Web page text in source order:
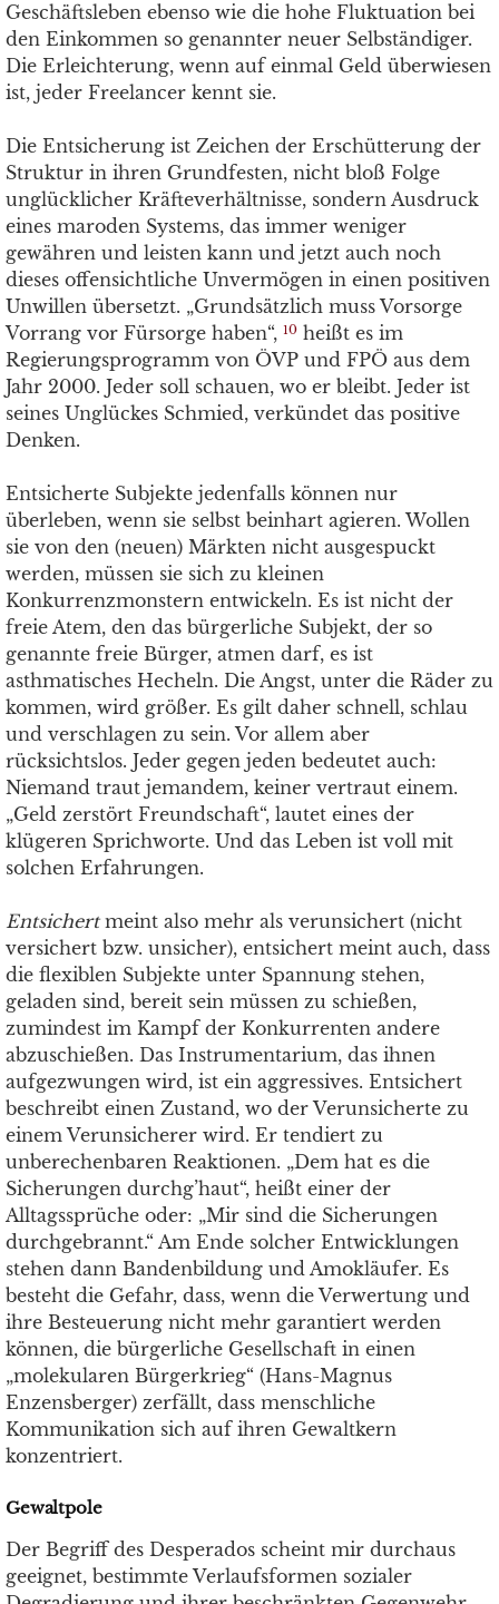
Geschäftsleben ebenso wie die hohe Fluktuation bei
den Einkommen so genannter neuer Selbständiger.
Die Erleichterung, wenn auf einmal Geld überwiesen
ist, jeder Freelancer kennt sie.
Die Entsicherung ist Zeichen der Erschütterung der
Struktur in ihren Grundfesten, nicht bloß Folge
unglücklicher Kräfteverhältnisse, sondern Ausdruck
eines maroden Systems, das immer weniger
gewähren und leisten kann und jetzt auch noch
dieses offensichtliche Unvermögen in einen positiven
Unwillen übersetzt. „Grundsätzlich muss Vorsorge
Vorrang vor Fürsorge haben“, 10 heißt es im
Regierungsprogramm von ÖVP und FPÖ aus dem
Jahr 2000. Jeder soll schauen, wo er bleibt. Jeder ist
seines Unglückes Schmied, verkündet das positive
Denken.
Entsicherte Subjekte jedenfalls können nur
überleben, wenn sie selbst beinhart agieren. Wollen
sie von den (neuen) Märkten nicht ausgespuckt
werden, müssen sie sich zu kleinen
Konkurrenzmonstern entwickeln. Es ist nicht der
freie Atem, den das bürgerliche Subjekt, der so
genannte freie Bürger, atmen darf, es ist
asthmatisches Hecheln. Die Angst, unter die Räder zu
kommen, wird größer. Es gilt daher schnell, schlau
und verschlagen zu sein. Vor allem aber
rücksichtslos. Jeder gegen jeden bedeutet auch:
Niemand traut jemandem, keiner vertraut einem.
„Geld zerstört Freundschaft“, lautet eines der
klügeren Sprichworte. Und das Leben ist voll mit
solchen Erfahrungen.
Entsichertmeint also mehr als verunsichert (nicht
versichert bzw. unsicher), entsichert meint auch, dass
die flexiblen Subjekte unter Spannung stehen,
geladen sind, bereit sein müssen zu schießen,
zumindest im Kampf der Konkurrenten andere
abzuschießen. Das Instrumentarium, das ihnen
aufgezwungen wird, ist ein aggressives. Entsichert
beschreibt einen Zustand, wo der Verunsicherte zu
einem Verunsicherer wird. Er tendiert zu
unberechenbaren Reaktionen. „Dem hat es die
Sicherungen durchg’haut“, heißt einer der
Alltagssprüche oder: „Mir sind die Sicherungen
durchgebrannt.“ Am Ende solcher Entwicklungen
stehen dann Bandenbildung und Amokläufer. Es
besteht die Gefahr, dass, wenn die Verwertung und
ihre Besteuerung nicht mehr garantiert werden
können, die bürgerliche Gesellschaft in einen
„molekularen Bürgerkrieg“ (Hans-Magnus
Enzensberger) zerfällt, dass menschliche
Kommunikation sich auf ihren Gewaltkern
konzentriert.
Gewaltpole
Der Begriff des Desperados scheint mir durchaus
geeignet, bestimmte Verlaufsformen sozialer